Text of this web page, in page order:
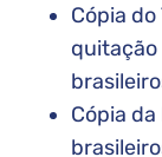
Cópia
quitação
Cópia